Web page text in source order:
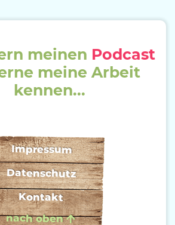
meinen Podcast
meine Arbeit
kennen...
Impressum
Datenschutz
Kontakt
nach oben